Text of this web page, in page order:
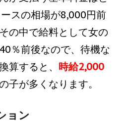
スの相場が8,000円前
の中で給料として女の
％前後なので、待機な
算すると、 時給2,000
子が多くなります。
ョン